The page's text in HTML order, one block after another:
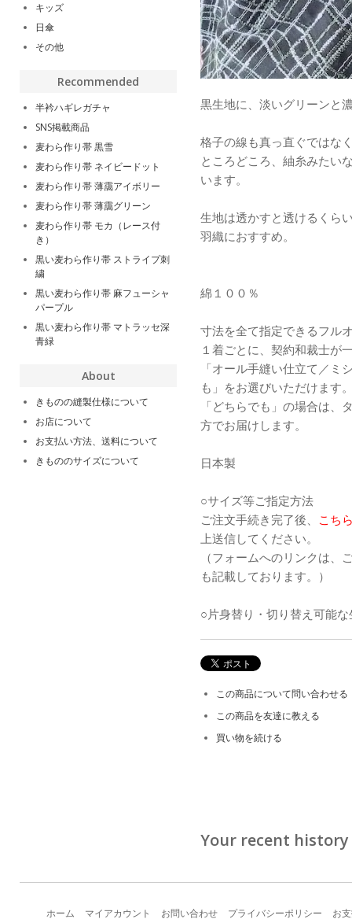
黒生地に、淡いグリーンと
格子の線も真っ直ぐではな
ところどころ、紬糸みたい
います。
生地は透かすと透けるくら
羽織におすすめ。
綿１００％
寸法を全て指定できるフル
１着ごとに、契約和裁士が
「オール手縫い仕立て／ミ
も」をお選びいただけます
「どちらでも」の場合は、
方でお届けします。
日本製
○サイズ等ご指定方法
ご注文手続き完了後、 こち
上送信してください。
（フォームへのリンクは、
も記載しております。）
○片身替り・切り替え可能
この商品について問い合わせる
この商品を友達に教える
買い物を続ける
Your recent history
キッズ
日傘
その他
Recommended
半衿ハギレガチャ
SNS掲載商品
麦わら作り帯 黒雪
麦わら作り帯 ネイビードット
麦わら作り帯 薄靄アイボリー
麦わら作り帯 薄靄グリーン
麦わら作り帯 モカ（レース付
き）
黒い麦わら作り帯 ストライプ刺
繍
黒い麦わら作り帯 麻フューシャ
パープル
黒い麦わら作り帯 マトラッセ深
青緑
About
きものの縫製仕様について
お店について
お支払い方法、送料について
きもののサイズについて
ホーム マイアカウント お問い合わせ プライバシーポリシー お